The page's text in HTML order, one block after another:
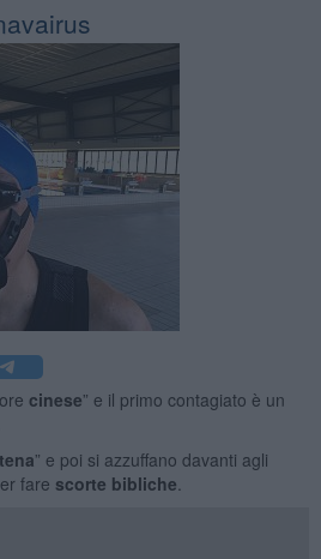
cinese” e il primo contagiato è un
” e poi si azzuffano davanti agli
fare scorte bibliche